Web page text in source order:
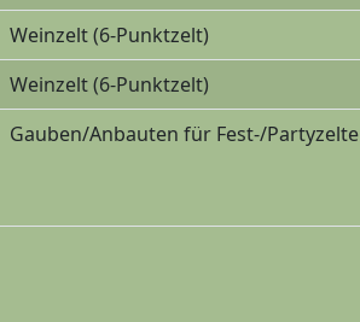
Weinzelt(6-Punktzelt)
Weinzelt(6-Punktzelt)
Gauben/Anbauten für Fest-/Partyzelte